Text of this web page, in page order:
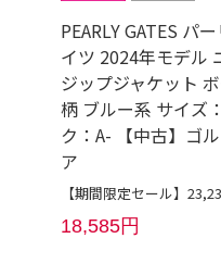
PEARLY GATES パ
イツ 2024年モデル
ジップジャケット
柄 ブルー系 サイズ
ク：A- 【中古】ゴ
ア
【期間限定セール】
18,585円